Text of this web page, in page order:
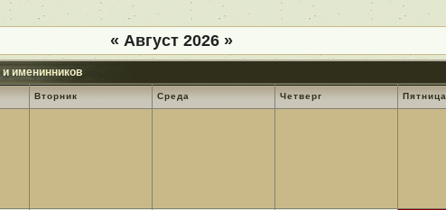
« Август 2026 »
именинников
Вторник Среда Четверг Пятница